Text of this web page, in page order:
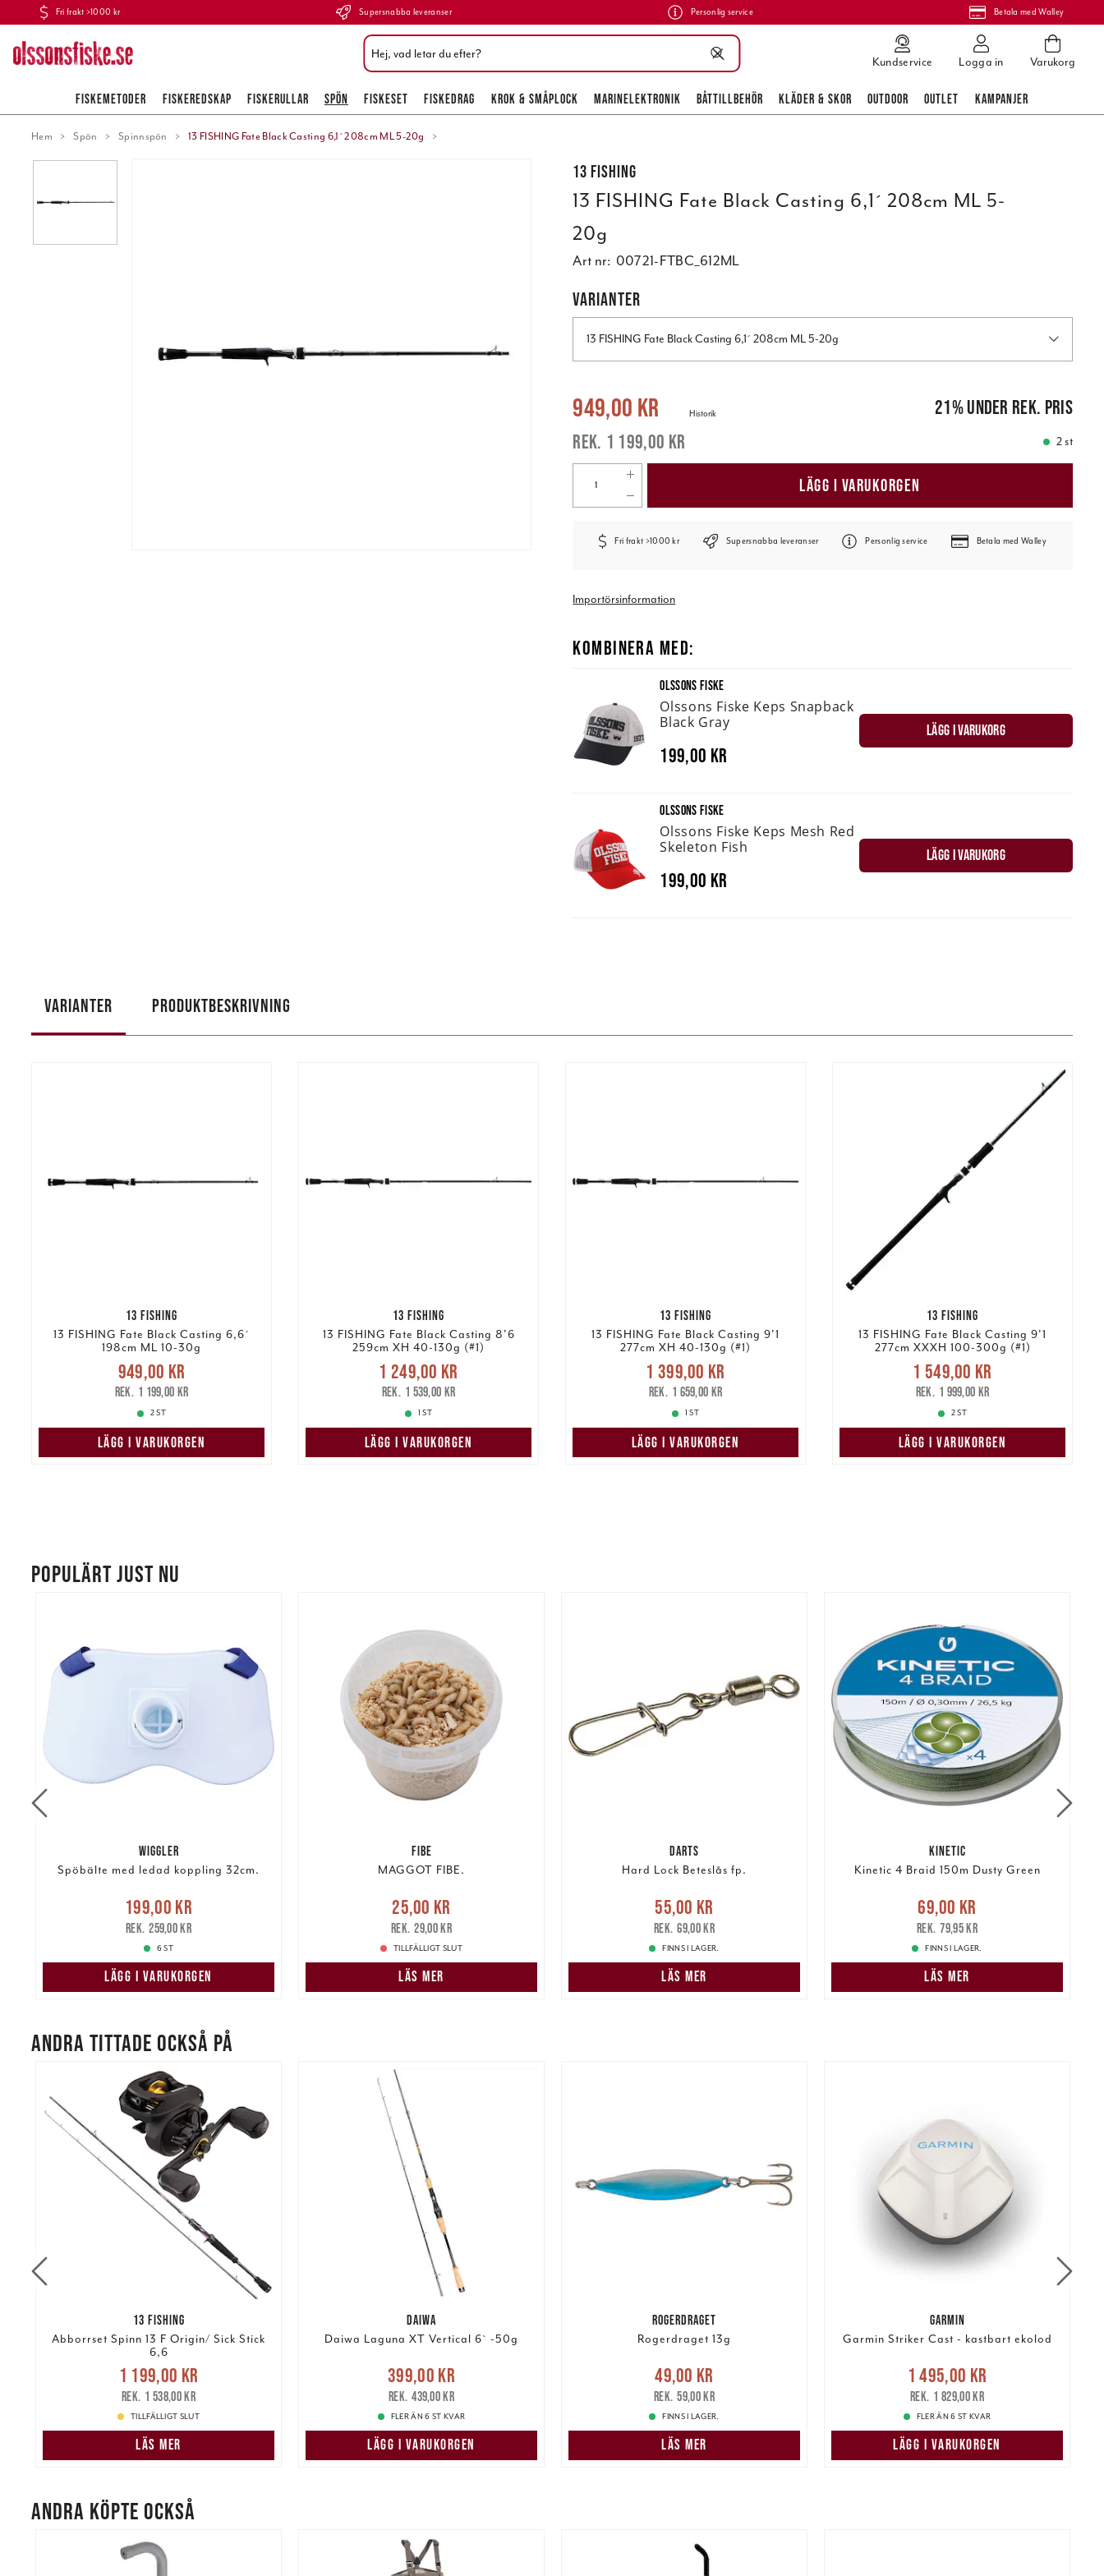
Fri frakt >1000 kr Supersnabba leveranser Personlig service Betala med Walley
Kundservice Logga in Varukorg
FISKEMETODER FISKEREDSKAP FISKERULLAR SPÖN FISKESET FISKEDRAG KROK & SMÅPLOCK MARINELEKTRONIK BÅTTILLBEHÖR KLÄDER & SKOR OUTDOOR OUTLET KAMPANJER
Hem Spön Spinnspön 13 FISHING Fate Black Casting 6,1´ 208cm ML 5-20g
13 FISHING
13 FISHING Fate Black Casting 6,1´ 208cm ML 5-
20g
Art nr: 00721-FTBC_612ML
VARIANTER
13 FISHING Fate Black Casting 6,1´ 208cm ML 5-20g
Nuvarande pris:949,00 kr
949,00 kr
1 199,00 kr
Historik 21%under rek. pris
2 st
LÄGG I VARUKORGEN
Fri frakt >1000 kr Supersnabba leveranser Personlig service Betala med Walley
Importörsinformation
KOMBINERA MED:
OLSSONS FISKE
Olssons Fiske Keps Snapback
Black Gray
199,00 kr
LÄGG I VARUKORG
OLSSONS FISKE
Olssons Fiske Keps Mesh Red
Skeleton Fish
199,00 kr
LÄGG I VARUKORG
VARIANTER PRODUKTBESKRIVNING
13 FISHING
13 FISHING Fate Black Casting 6,6´
198cm ML 10-30g
Nuvarande pris
949,00 krTidigare pris
1 199,00 kr
949,00 kr
1 199,00 kr
2 ST
LÄGG I VARUKORGEN
13 FISHING
13 FISHING Fate Black Casting 8'6
259cm XH 40-130g (#1)
Nuvarande pris
1 249,00 krTidigare pris
1 539,00 kr
1 249,00 kr
1 539,00 kr
1 ST
LÄGG I VARUKORGEN
13 FISHING
13 FISHING Fate Black Casting 9'1
277cm XH 40-130g (#1)
Nuvarande pris
1 399,00 krTidigare pris
1 659,00 kr
1 399,00 kr
1 659,00 kr
1 ST
LÄGG I VARUKORGEN
13 FISHING
13 FISHING Fate Black Casting 9'1
277cm XXXH 100-300g (#1)
Nuvarande pris:
1 549,00 krTidigare pris
1 999,00 kr
1 549,00 kr
1 999,00 kr
2 ST
LÄGG I VARUKORGEN
POPULÄRT JUST NU
WIGGLER
Spöbälte med ledad koppling 32cm.
Nuvarande pris
Tidigare pris
199,00 kr
259,00 kr
6 ST
LÄGG I VARUKORGEN
FIBE
MAGGOT FIBE.
Nuvarande pris :25,00 kr
pris: 29,00 kr
25,00 kr
29,00 kr
TILLFÄLLIGT SLUT
LÄS MER
DARTS
Hard Lock Beteslås fp.
Nuvarande pris :55,00 kr
pris: 69,00 kr
55,00 kr
69,00 kr
FINNS I LAGER.
LÄS MER
KINETIC
Kinetic 4 Braid 150m Dusty Green
Nuvarande pris :69,00 kr
pris: 79,95 kr
69,00 kr
79,95 kr
FINNS I LAGER.
LÄS MER
ANDRA TITTADE OCKSÅ PÅ
13 FISHING
Abborrset Spinn 13 F Origin/ Sick Stick
6,6
Nuvarande pris
1 199,00 krTidigare pris
1 538,00 kr
1 199,00 kr
1 538,00 kr
TILLFÄLLIGT SLUT
LÄS MER
DAIWA
Daiwa Laguna XT Vertical 6` -50g
Nuvarande pris
Tidigare pris
399,00 kr
439,00 kr
FLER ÄN 6 ST KVAR
LÄGG I VARUKORGEN
ROGERDRAGET
Rogerdraget 13g
Nuvarande pris:49,00 kr
pris:59,00 kr
49,00 kr
59,00 kr
FINNS I LAGER.
LÄS MER
GARMIN
Garmin Striker Cast - kastbart ekolod
Nuvarande pris
1 495,00 krTidigare pris
1 829,00 kr
1 495,00 kr
1 829,00 kr
FLER ÄN 6 ST KVAR
LÄGG I VARUKORGEN
ANDRA KÖPTE OCKSÅ